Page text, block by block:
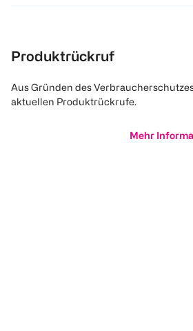
Produktrückruf
Aus Gründen des
aktuellen Produktrückrufe.
Mehr